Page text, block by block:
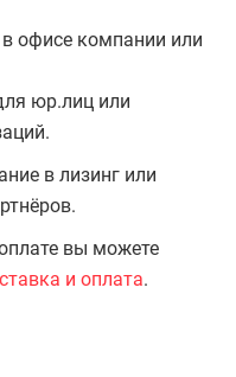
офисе компании или
юр.лиц или
в лизинг или
вы можете
и оплата.